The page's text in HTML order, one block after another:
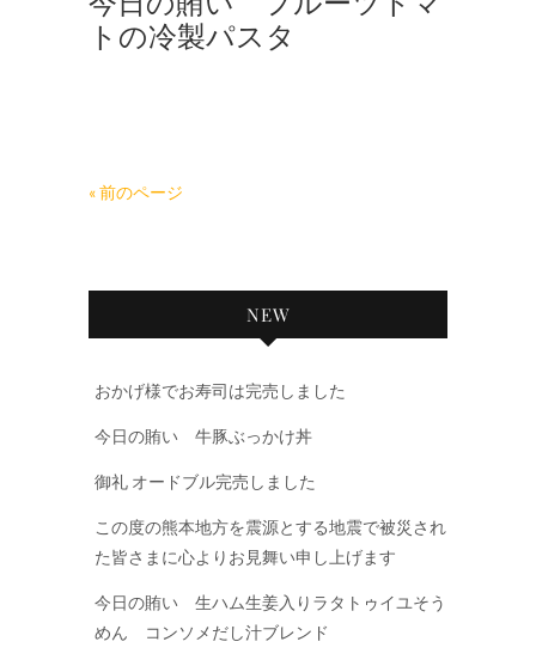
トの冷製パスタ
« 前のページ
NEW
おかげ様でお寿司は完売しました
今日の賄い 牛豚ぶっかけ丼
御礼 オードブル完売しました
この度の熊本地方を震源とする地震で被災され
た皆さまに心よりお見舞い申し上げます
今日の賄い 生ハム生姜入りラタトゥイユそう
めん コンソメだし汁ブレンド